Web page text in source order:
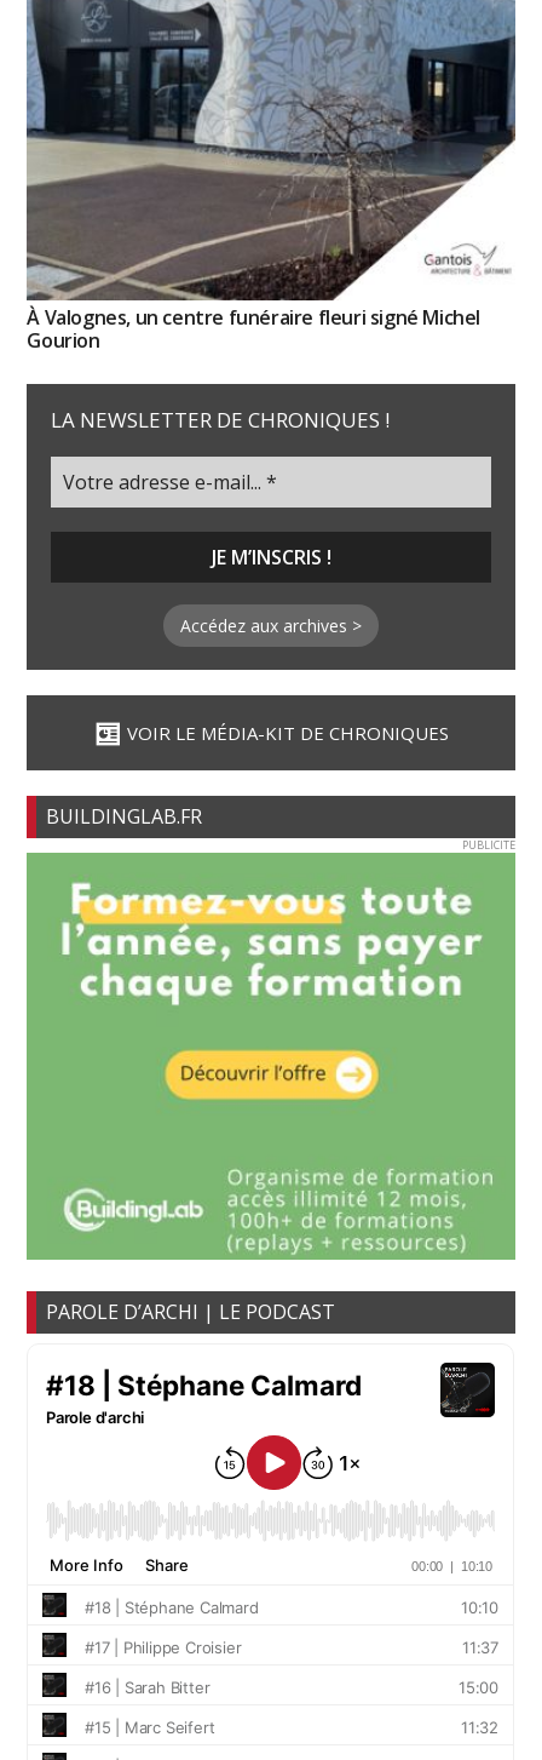
À Valognes, un centre funéraire fleuri signé Michel
Gourion
LA NEWSLETTER DE CHRONIQUES !
Accédez aux archives >
VOIR LE MÉDIA-KIT DE CHRONIQUES
BUILDINGLAB.FR
PUBLICITE
PAROLE D’ARCHI | LE PODCAST